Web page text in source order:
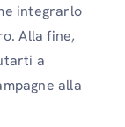
integrarlo
Alla fine,
a
alla